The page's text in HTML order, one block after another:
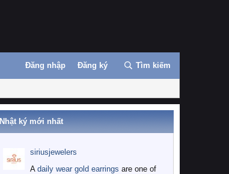
Đăng nhập Đăng ký Tìm kiếm
Nhật ký mới nhất
siriusjewelers
A daily wear gold earrings are one of